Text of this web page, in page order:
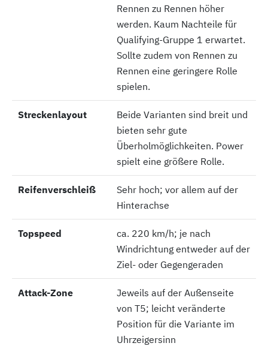
Rennen zu Rennen höher
werden. Kaum Nachteile für
Qualifying-Gruppe 1 erwartet.
Sollte zudem von Rennen zu
Rennen eine geringere Rolle
spielen.
Streckenlayout
Beide Varianten sind breit und
bieten sehr gute
Überholmöglichkeiten. Power
spielt eine größere Rolle.
Reifenverschleiß
Sehr hoch; vor allem auf der
Hinterachse
Topspeed
ca. 220 km/h; je nach
Windrichtung entweder auf der
Ziel- oder Gegengeraden
Attack-Zone
Jeweils auf der Außenseite
von T5; leicht veränderte
Position für die Variante im
Uhrzeigersinn
Streckenlayout
Reifenverschleiß
Topspeed
Attack-Zone